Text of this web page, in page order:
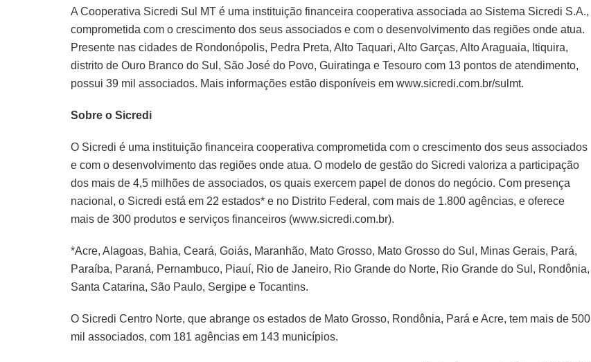
A Cooperativa Sicredi Sul MT é uma instituição financeira cooperativa associada ao Sistema Sicredi S.A.,
comprometida com o crescimento dos seus associados e com o desenvolvimento das regiões onde atua.
Presente nas cidades de Rondonópolis, Pedra Preta, Alto Taquari, Alto Garças, Alto Araguaia, Itiquira,
distrito de Ouro Branco do Sul, São José do Povo, Guiratinga e Tesouro com 13 pontos de atendimento,
possui 39 mil associados. Mais informações estão disponíveis em www.sicredi.com.br/sulmt.
Sobre o Sicredi
O Sicredi é uma instituição financeira cooperativa comprometida com o crescimento dos seus associados
e com o desenvolvimento das regiões onde atua. O modelo de gestão do Sicredi valoriza a participação
dos mais de 4,5 milhões de associados, os quais exercem papel de donos do negócio. Com presença
nacional, o Sicredi está em 22 estados* e no Distrito Federal, com mais de 1.800 agências, e oferece
mais de 300 produtos e serviços financeiros (www.sicredi.com.br).
*Acre, Alagoas, Bahia, Ceará, Goiás, Maranhão, Mato Grosso, Mato Grosso do Sul, Minas Gerais, Pará,
Paraíba, Paraná, Pernambuco, Piauí, Rio de Janeiro, Rio Grande do Norte, Rio Grande do Sul, Rondônia,
Santa Catarina, São Paulo, Sergipe e Tocantins.
O Sicredi Centro Norte, que abrange os estados de Mato Grosso, Rondônia, Pará e Acre, tem mais de 500
mil associados, com 181 agências em 143 municípios.